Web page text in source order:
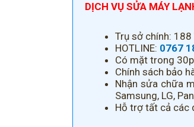
DỊCH VỤ SỬA MÁY
Trụ sở chính: 188
HOTLINE: 0767
Có mặt trong
Chính sách bảo
Nhận sửa chữa
Samsung, LG,
Hỗ trợ tất cả các